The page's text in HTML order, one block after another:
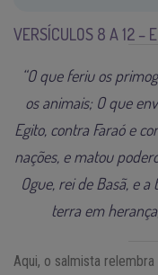
VERSÍCULOS 8 A 12 –
“O que feriu os
os animais; O que
Egito, contra Faraó e
nações, e matou
Ogue, rei de Basã, e
terra em
Aqui, o salmista